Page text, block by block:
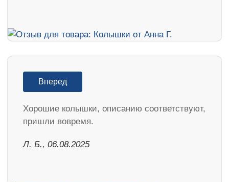
Вперед
Хорошие колышки, описанию соответствуют,
пришли вовремя.
Л. Б., 06.08.2025